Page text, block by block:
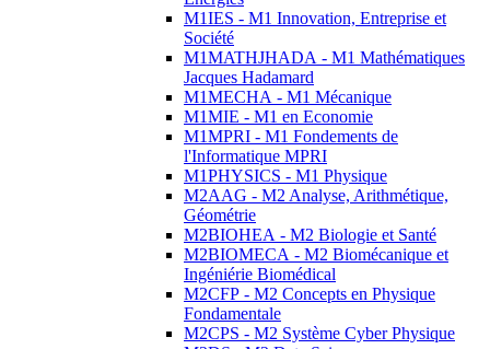
M1IES - M1 Innovation, Entreprise et
Société
M1MATHJHADA - M1 Mathématiques
Jacques Hadamard
M1MECHA - M1 Mécanique
M1MIE - M1 en Economie
M1MPRI - M1 Fondements de
l'Informatique MPRI
M1PHYSICS - M1 Physique
M2AAG - M2 Analyse, Arithmétique,
Géométrie
M2BIOHEA - M2 Biologie et Santé
M2BIOMECA - M2 Biomécanique et
Ingéniérie Biomédical
M2CFP - M2 Concepts en Physique
Fondamentale
M2CPS - M2 Système Cyber Physique